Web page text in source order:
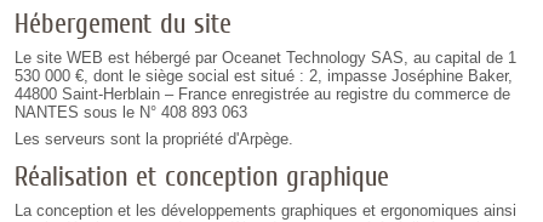
Hébergement du site
Le site WEB est hébergé par Oceanet Technology SAS, au capital de 1
530 000 €, dont le siège social est situé : 2, impasse Joséphine Baker,
44800 Saint-Herblain – France enregistrée au registre du commerce de
NANTES sous le N° 408 893 063
Les serveurs sont la propriété d'Arpège.
Réalisation et conception graphique
La conception et les développements graphiques et ergonomiques ainsi